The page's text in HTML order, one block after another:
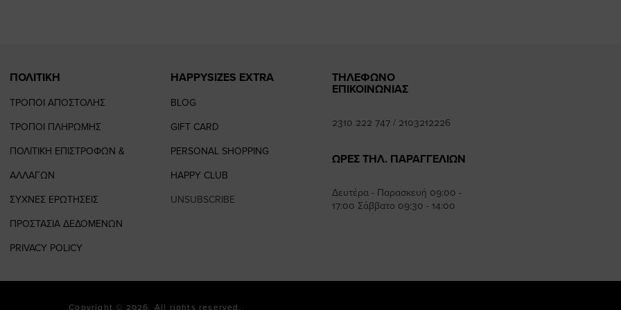
ΠΟΛΙΤΙΚΗ
ΤΡΟΠΟΙ ΑΠΟΣΤΟΛΗΣ
ΤΡΟΠΟΙ ΠΛΗΡΩΜΗΣ
ΠΟΛΙΤΙΚΗ ΕΠΙΣΤΡΟΦΩΝ &
ΑΛΛΑΓΩΝ
ΣΥΧΝΕΣ ΕΡΩΤΗΣΕΙΣ
ΠΡΟΣΤΑΣΙΑ ΔΕΔΟΜΕΝΩΝ
PRIVACY POLICY
HAPPYSIZES EXTRA
BLOG
GIFT CARD
PERSONAL SHOPPING
HAPPY CLUB
UNSUBSCRIBE
ΤΗΛΕΦΩΝΟ
ΕΠΙΚΟΙΝΩΝΙΑΣ
2310 222 747 / 2103212226
ΩΡΕΣ ΤΗΛ. ΠΑΡΑΓΓΕΛΙΩΝ
Δευτέρα - Παρασκευή 09:00 -
17:00 Σάββατο 09:30 - 14:00
Copyright © 2026. All rights reserved.